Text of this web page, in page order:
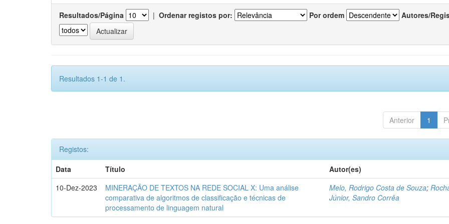
Resultados/Página | Ordenar registos por: Por ordem Autores/
Resultados 1-1 de 1.
Anterior 1
Registos:
Data
Título
Autor(es)
10-Dez-2023
MINERAÇÃO DE TEXTOS NA REDE SOCIAL X: Uma análise
comparativa de algoritmos de classificação e técnicas de
processamento de linguagem natural
Melo, Rodrigo Costa de Souza;
Júnior, Sandro Corrêa